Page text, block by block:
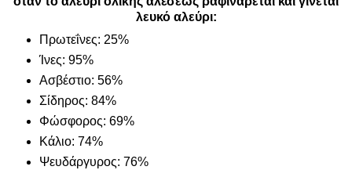
λευκό αλεύρι:
Πρωτεΐνες: 25%
Ίνες: 95%
Ασβέστιο: 56%
Σίδηρος: 84%
Φώσφορος: 69%
Κάλιο: 74%
Ψευδάργυρος: 76%